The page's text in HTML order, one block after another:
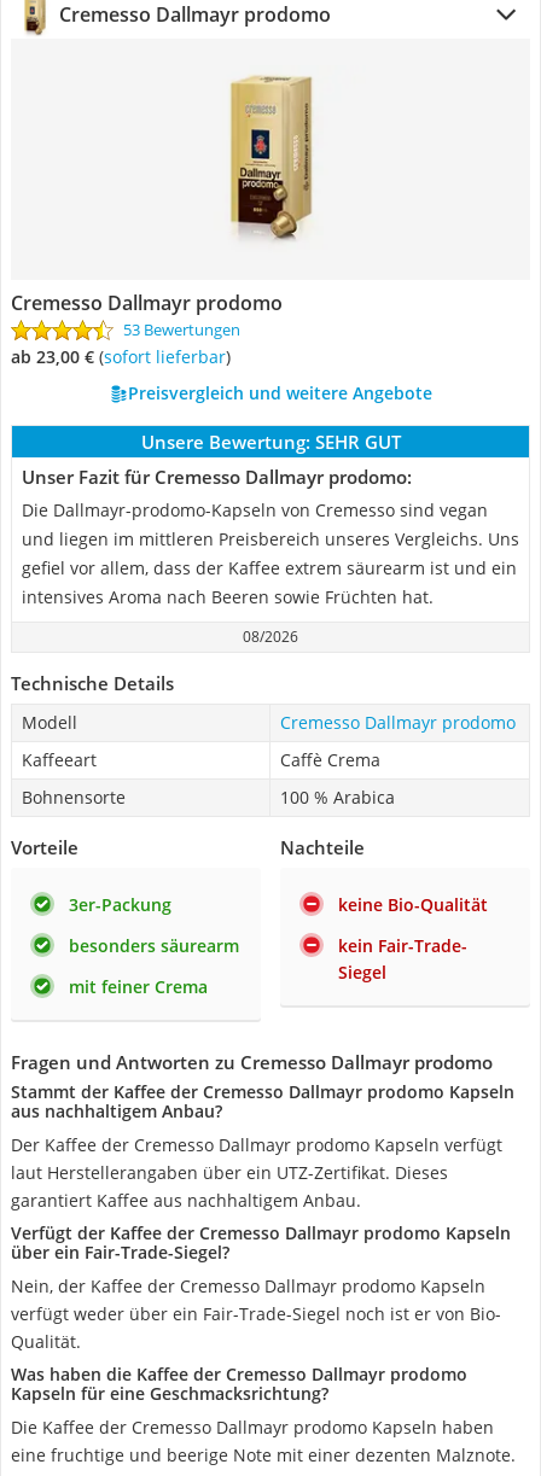
Cremesso Dallmayr prodomo
Cremesso Dallmayr prodomo
53 Bewertungen
ab 23,00 € ( Sofort lieferbar)
Preisvergleich und weitere Angebote
Unsere Bewertung: SEHR GUT
Unser Fazit für Cremesso Dallmayr prodomo:
Die Dallmayr-prodomo-Kapseln von Cremesso sind vegan
und liegen im mittleren Preisbereich unseres Vergleichs. Uns
gefiel vor allem, dass der Kaffee extrem säurearm ist und ein
intensives Aroma nach Beeren sowie Früchten hat.
08/2026
Technische Details
Modell
Cremesso Dallmayr prodomo
Kaffeeart
Caffè Crema
Bohnensorte
100 % Arabica
Vorteile
3er-Packung
besonders säurearm
mit feiner Crema
Nachteile
keine Bio-Qualität
kein Fair-Trade-
Siegel
Fragen und Antworten zu Cremesso Dallmayr prodomo
Stammt der Kaffee der Cremesso Dallmayr prodomo Kapseln
aus nachhaltigem Anbau?
Der Kaffee der Cremesso Dallmayr prodomo Kapseln verfügt
laut Herstellerangaben über ein UTZ-Zertifikat. Dieses
garantiert Kaffee aus nachhaltigem Anbau.
Verfügt der Kaffee der Cremesso Dallmayr prodomo Kapseln
über ein Fair-Trade-Siegel?
Nein, der Kaffee der Cremesso Dallmayr prodomo Kapseln
verfügt weder über ein Fair-Trade-Siegel noch ist er von Bio-
Qualität.
Was haben die Kaffee der Cremesso Dallmayr prodomo
Kapseln für eine Geschmacksrichtung?
Die Kaffee der Cremesso Dallmayr prodomo Kapseln haben
eine fruchtige und beerige Note mit einer dezenten Malznote.